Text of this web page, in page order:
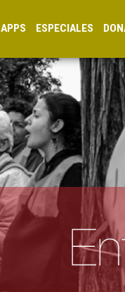
APPS ESPECIALES